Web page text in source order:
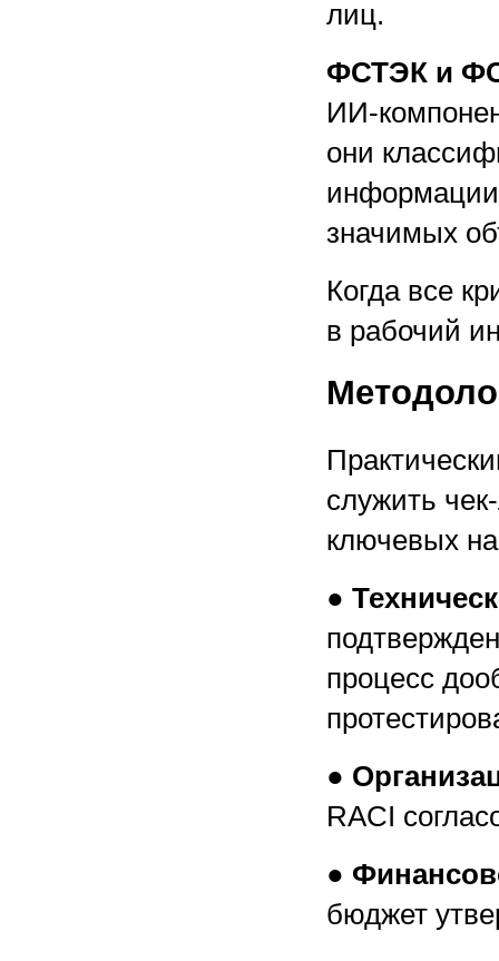
лиц.
ФСТЭК и
ИИ-
они
значимых
Когда все
в рабочий
служить
ключевых
●
процесс
●
RACI
●
бюджет